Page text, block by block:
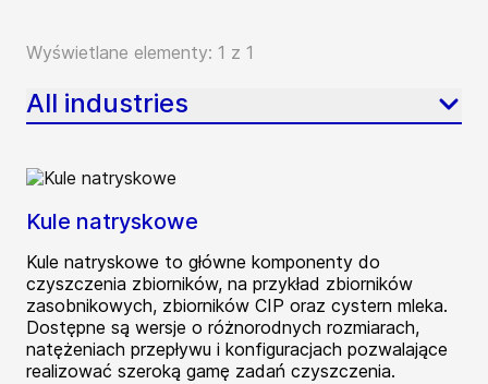
Wyświetlane elementy: 1 z 1
All industries
Kule natryskowe
Kule natryskowe to główne komponenty do
czyszczenia zbiorników, na przykład zbiorników
zasobnikowych, zbiorników CIP oraz cystern mleka.
Dostępne są wersje o różnorodnych rozmiarach,
natężeniach przepływu i konfiguracjach pozwalające
realizować szeroką gamę zadań czyszczenia.